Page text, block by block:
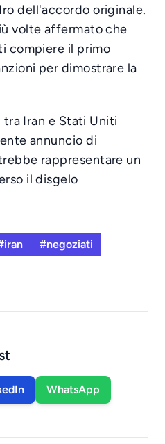
dell'accordo originale.
volte affermato che
compiere il primo
per dimostrare la
Iran e Stati Uniti
annuncio di
rappresentare un
il disgelo
#negoziati
WhatsApp